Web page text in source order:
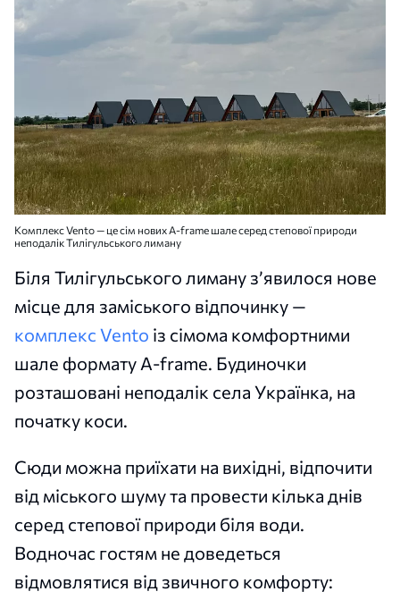
Комплекс Vento — це сім нових A-frame шале серед степової природи
неподалік Тилігульського лиману
Біля Тилігульського лиману з’явилося нове
місце для заміського відпочинку —
комплекс Vento із сімома комфортними
шале формату A-frame. Будиночки
розташовані неподалік села Українка, на
початку коси.
Сюди можна приїхати на вихідні, відпочити
від міського шуму та провести кілька днів
серед степової природи біля води.
Водночас гостям не доведеться
відмовлятися від звичного комфорту: